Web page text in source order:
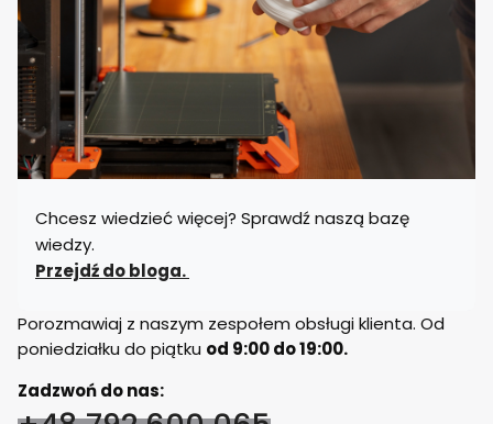
Chcesz wiedzieć więcej? Sprawdź naszą bazę
wiedzy.
Przejdź do bloga.
Porozmawiaj z naszym zespołem obsługi klienta. Od
poniedziałku do piątku od 9:00 do 19:00.
Zadzwoń do nas: